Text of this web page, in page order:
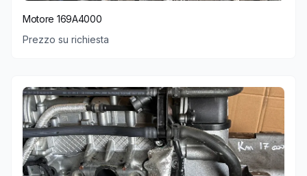
Motore 169A4000
Prezzo su richiesta